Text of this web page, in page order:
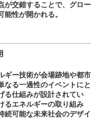
が交錯することで、グロー
性が開かれる。
ギー技術が会場跡地や都市
なる一過性のイベントにと
る仕組みが設計されてい
るエネルギーの取り組み
続可能な未来社会のデザイ